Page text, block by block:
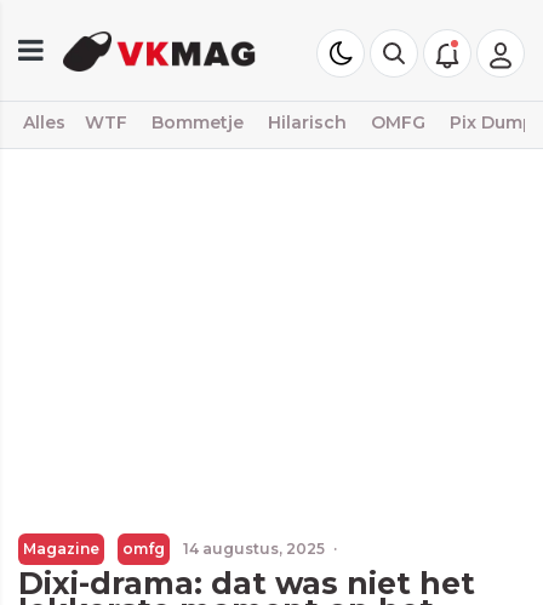
Alles WTF Bommetje Hilarisch OMFG Pix Dump
Magazine omfg 14 augustus, 2025 ·
Dixi-drama: dat was niet het